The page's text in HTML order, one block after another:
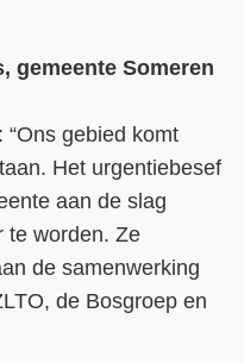
, gemeente Someren
“Ons gebied komt
Het urgentiebesef
aan de slag
te worden. Ze
desamenwerking
de Bosgroep en